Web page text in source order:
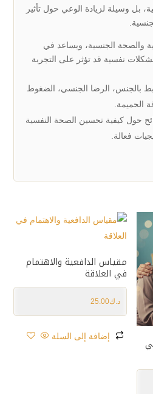
بل وسيلة لزيادة الوعي حول تأثير
والصحة الجنسية، ويساعد في
نفسية قد تؤثر على التجربة
بالجنس، الرضا الجنسي، الضغوط
الحميمة.
حول كيفية تحسين الصحة النفسية
فعالة.
مقياس الدافعية والاهتمام
في العلاقة
د.ك25.00
إضافة إلى السلة